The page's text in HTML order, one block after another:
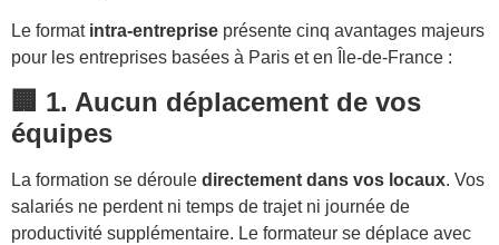
Le format intra-entreprise présente cinq avantages majeurs
pour les entreprises basées à Paris et en Île-de-France :
🏢 1. Aucun déplacement de vos
équipes
La formation se déroule directement dans vos locaux. Vos
salariés ne perdent ni temps de trajet ni journée de
productivité supplémentaire. Le formateur se déplace avec